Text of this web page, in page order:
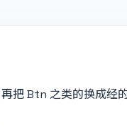
把 Btn 之类的换成经